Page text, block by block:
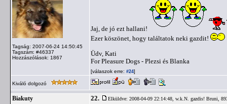
Tagság: 2007-06-24 14:50:45
Tagszám: #46337
Hozzászólások: 1867
Jaj, de jó ezt hallani!
Ezer köszönet, hogy találtatok neki gazdit!
Üdv, Kati
For Pleasure Dogs - Plezsi és Blanka
[válaszok erre: #24]
Kiváló dolgozó
Biakuty 22. Elküldve: 2008-04-09 22:14:48, w.k.N. gazdis! Bruni,